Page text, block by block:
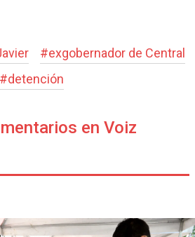
#exgobernador de Central
#detención
en Voiz